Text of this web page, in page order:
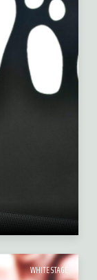
WHITE STAGE